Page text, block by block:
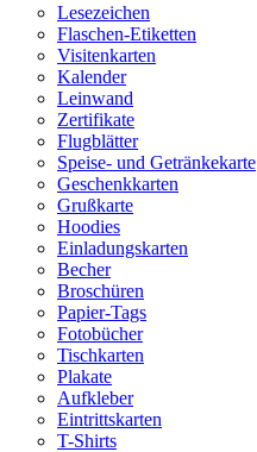
Lesezeichen
Flaschen-Etiketten
Visitenkarten
Kalender
Leinwand
Zertifikate
Flugblätter
Speise- und Getränkekarte
Geschenkkarten
Grußkarte
Hoodies
Einladungskarten
Becher
Broschüren
Papier-Tags
Fotobücher
Tischkarten
Plakate
Aufkleber
Eintrittskarten
T-Shirts